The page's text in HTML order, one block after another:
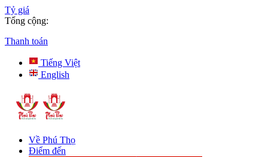
Tỷ giá
Tổng cộng:
Thanh toán
Tiếng Việt
English
Về Phú Thọ
Điểm đến